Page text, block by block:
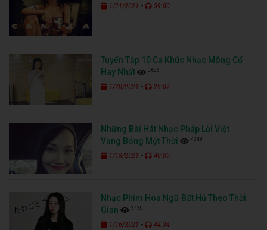
1/21/2021 - 59:00
Tuyển Tập 10 Ca Khúc Nhạc Mông Cổ
Hay Nhất
3685
1/20/2021 - 29:07
Những Bài Hát Nhạc Pháp Lời Việt
Vang Bóng Một Thời
4249
1/18/2021 - 40:00
Nhạc Phim Hoa Ngữ Bất Hủ Theo Thời
Gian
3430
1/16/2021 - 44:34